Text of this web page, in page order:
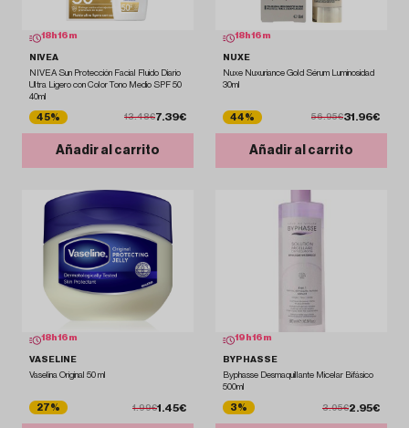
18 h16 m
NIVEA
NIVEA Sun Protección Facial Fluido Diario
Ultra Ligero con Color Tono Medio SPF 50
40ml
45% 13.48€7.39€
Añadir al carrito
18 h16 m
NUXE
Nuxe Nuxuriance Gold Sérum Luminosidad
30ml
44% 56.95€31.96€
Añadir al carrito
18 h16 m
VASELINE
Vaselina Original 50 ml
27% 1.99€1.45€
19 h16 m
BYPHASSE
Byphasse Desmaquillante Micelar Bifásico
500ml
3% 3.05€2.95€